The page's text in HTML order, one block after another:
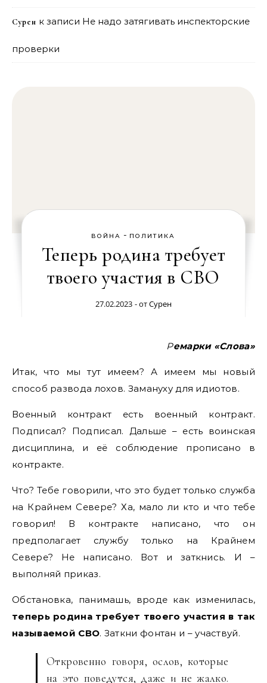
Сурен к записи Не надо затягивать инспекторские
проверки
ВОЙНА - ПОЛИТИКА
Теперь родина требует
твоего участия в СВО
27.02.2023 - отСурен
Ремарки «Слова»
Итак, что мы тут имеем? А имеем мы новый
способ развода лохов. Замануху для идиотов.
Военный контракт есть военный контракт.
Подписал? Подписал. Дальше – есть воинская
дисциплина, и её соблюдение прописано в
контракте.
Что? Тебе говорили, что это будет только служба
на Крайнем Севере? Ха, мало ли кто и что тебе
говорил! В контракте написано, что он
предполагает службу только на Крайнем
Севере? Не написано. Вот и заткнись. И –
выполняй приказ.
Обстановка, панимашь, вроде как изменилась,
теперь родина требует твоего участия в так
называемой СВО. Заткни фонтан и – участвуй.
Откровенно говоря, ослов, которые
на это поведутся, даже и не жалко.